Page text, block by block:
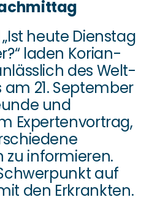
heute Dienstag
laden Korian-
des Welt-
21. September
und
Expertenvortrag,
zu informieren.
auf
den Erkrankten.